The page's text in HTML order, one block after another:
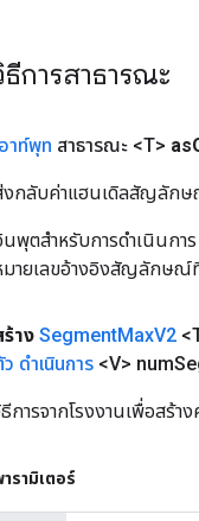
ธีการสาธารณะ
อาท์พุท สาธารณะ <T> as
งกลับค่าแฮนเดิลสัญลักษ
พุตสำหรับการดำเนินกา
มายเลขอ้างอิงสัญลักษ
ร้าง SegmentMaxV2
ว ดำเนินการ <V> num
การจากโรงงานเพื่อสร้า
รามิเตอร์